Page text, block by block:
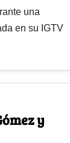
una
en su IGTV
y